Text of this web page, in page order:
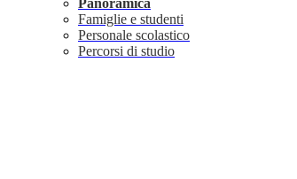
Panoramica
Famiglie e studenti
Personale scolastico
Percorsi di studio